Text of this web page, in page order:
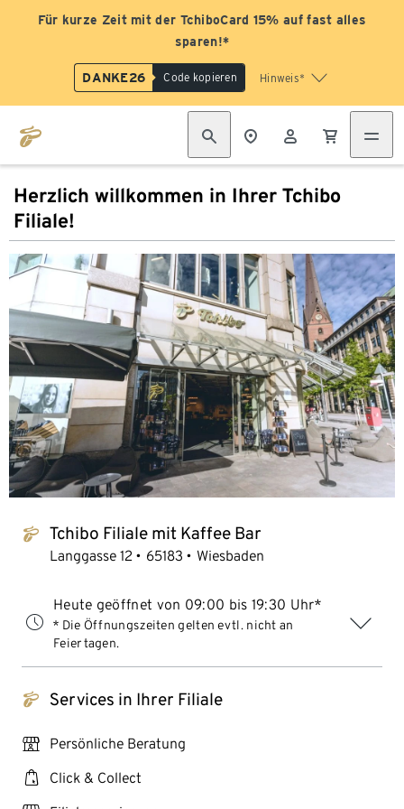
Für kurze Zeit mit der TchiboCard 15% auf fast alles
sparen!*
DANKE26 Code kopieren Hinweis*
Herzlich willkommen in Ihrer Tchibo
Filiale!
tchibo_logo Tchibo Filiale mit Kaffee Bar
Langgasse 12 65183 Wiesbaden
Heute geöffnet von 09:00 bis 19:30 Uhr*
* Die Öffnungszeiten gelten evtl. nicht an
Feiertagen.
tchibo_logo Services in Ihrer Filiale
personal_services Persönliche Beratung
click_collect Click & Collect